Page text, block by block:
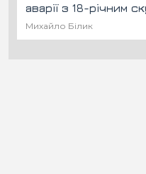
аварії з 18-річним
Михайло Білик